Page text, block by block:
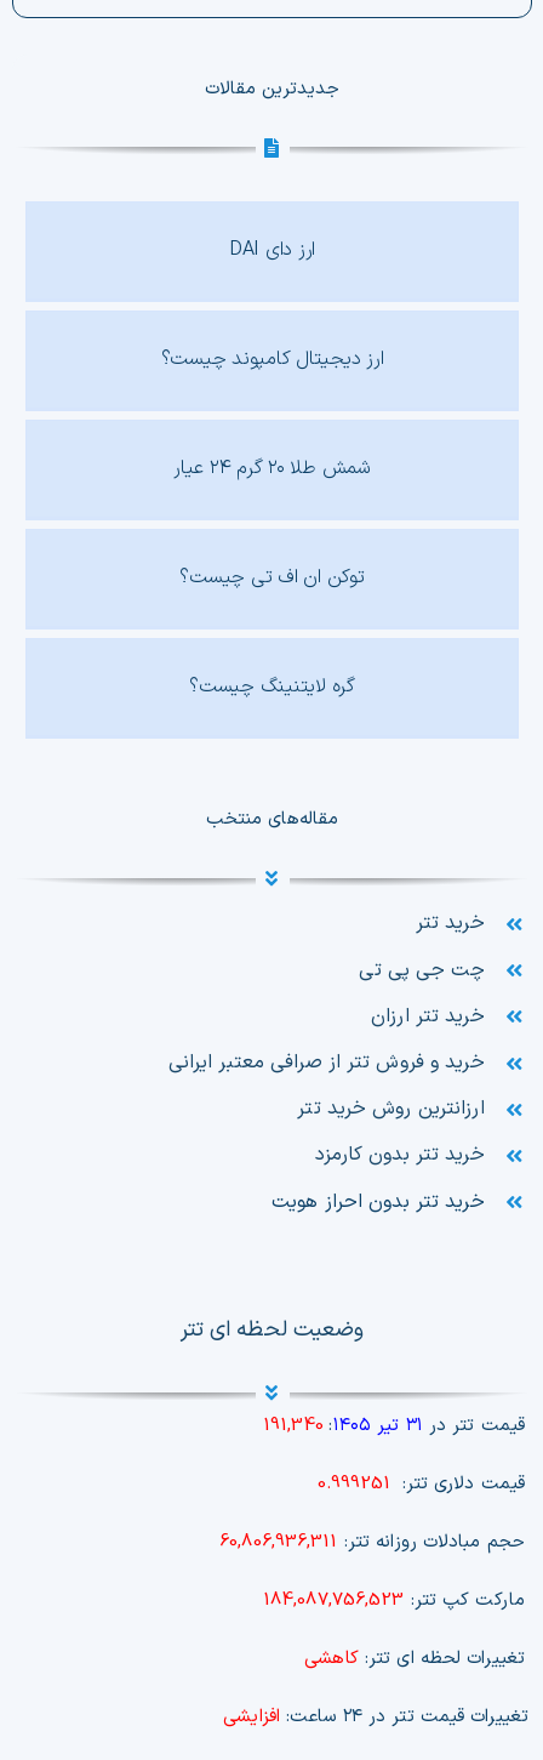
جدیدترین مقالات
ارز دای DAI
ارز دیجیتال کامپوند چیست؟
شمش طلا ۲۰ گرم ۲۴ عیار
توکن ان اف تی چیست؟
گره لایتنینگ چیست؟
مقاله‌های منتخب
خرید تتر
چت جی پی تی
خرید تتر ارزان
خرید و فروش تتر از صرافی معتبر ایرانی
ارزانترین روش خرید تتر
خرید تتر بدون کارمزد
خرید تتر بدون احراز هویت
وضعیت لحظه ای تتر
قیمت تتر در ۳۱ تیر ۱۴۰۵ :
191,340
قیمت دلاری تتر: 0.999251
حجم مبادلات روزانه تتر: 60,806,936,311
مارکت کپ تتر: 184,087,756,523
تغییرات لحظه ای تتر:کاهشی
تغییرات قیمت تتر در ۲۴ ساعت: افزایشی